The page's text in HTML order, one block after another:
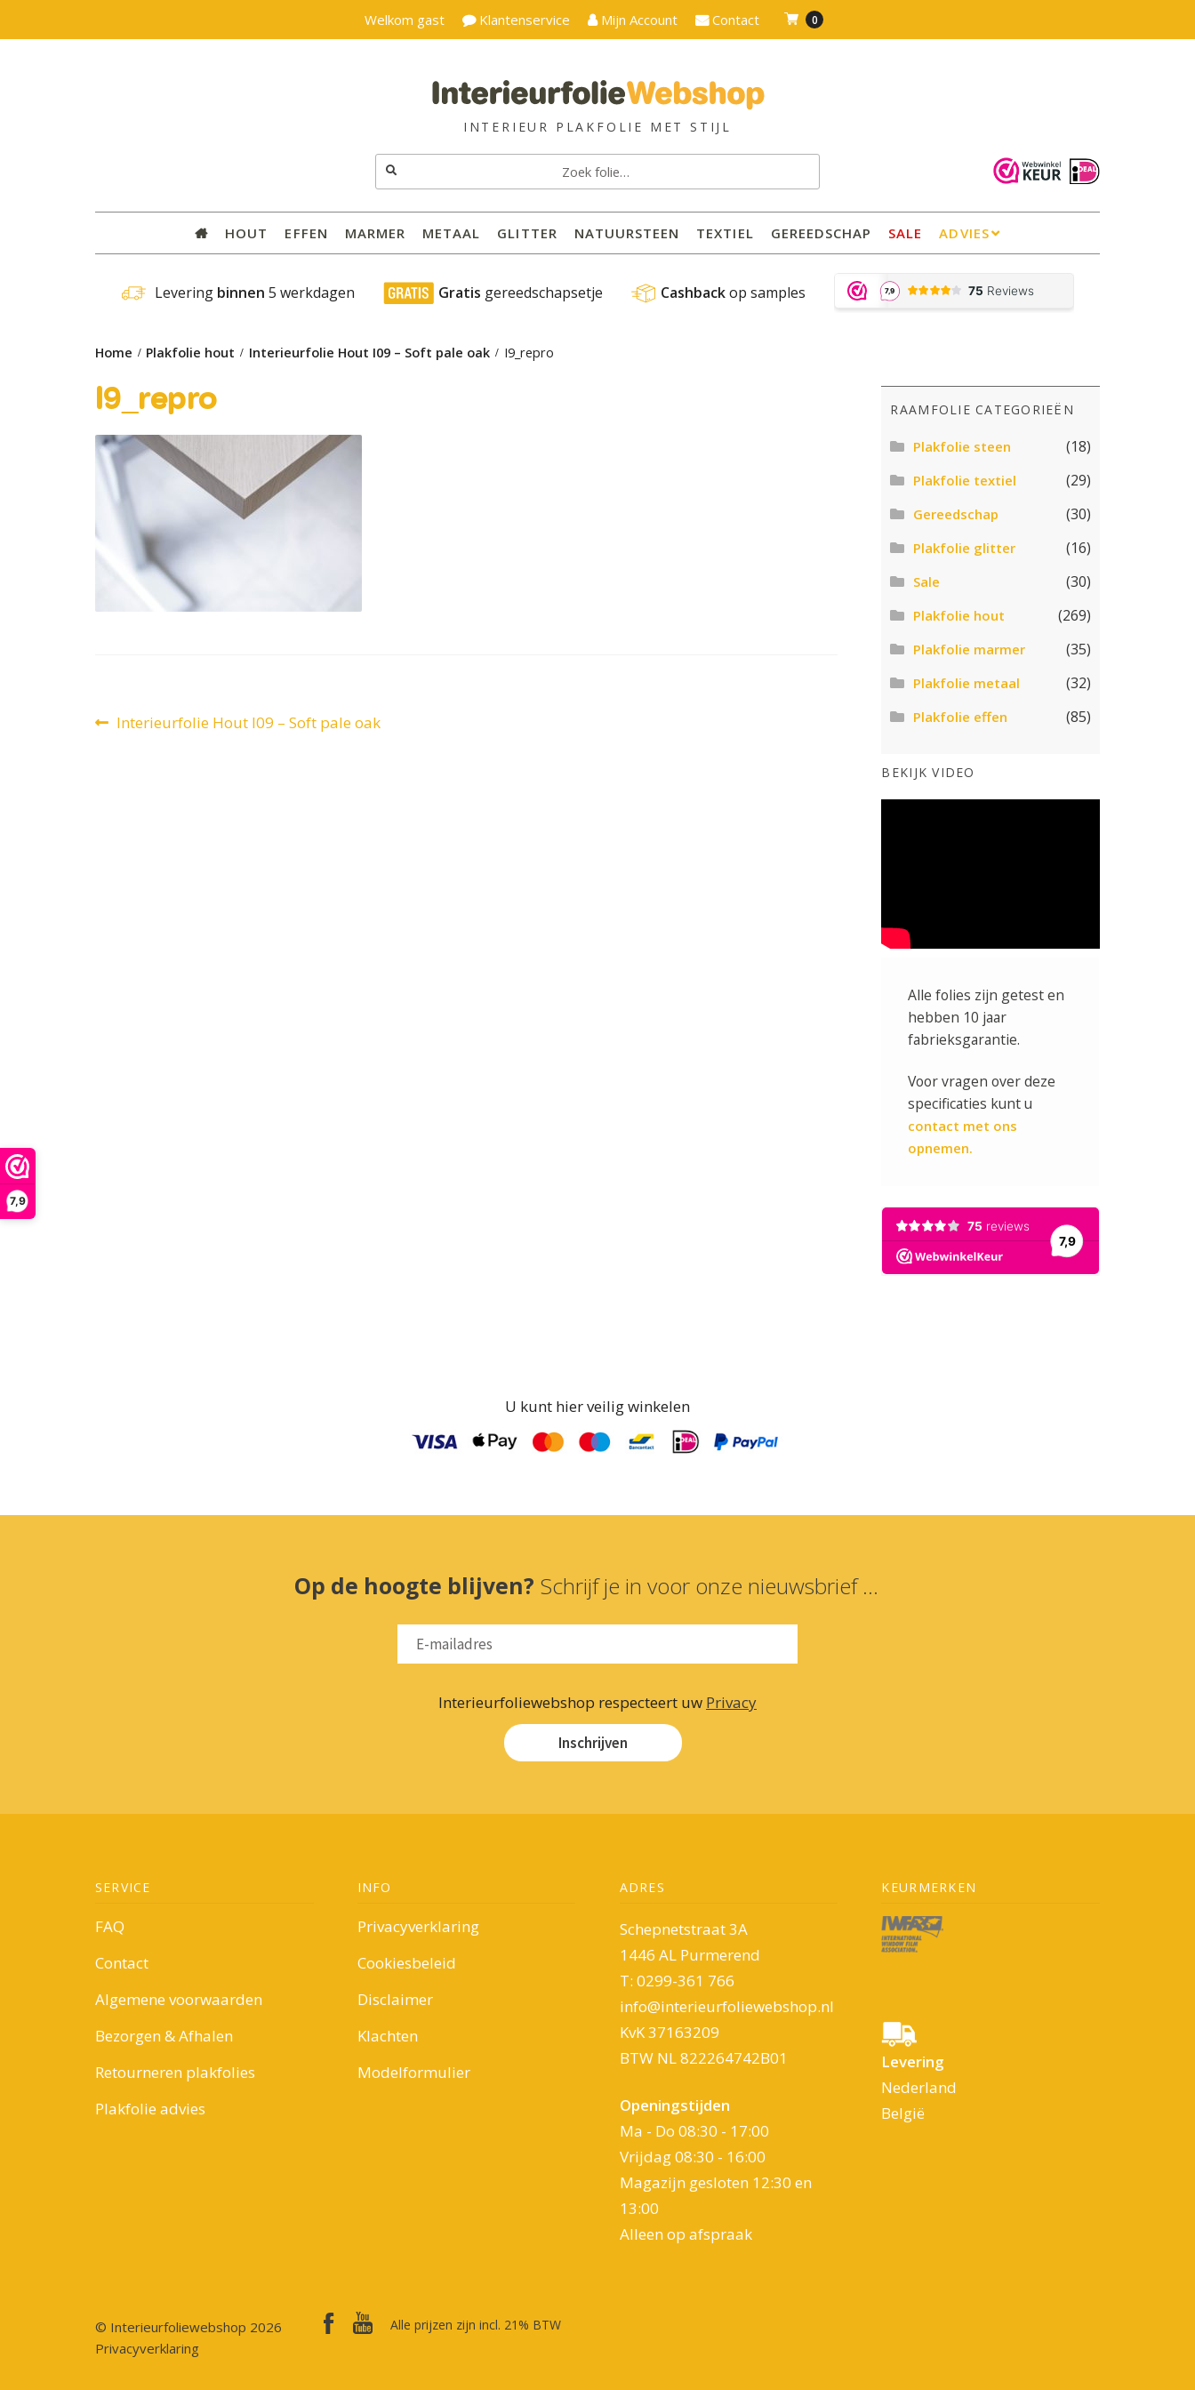
7,9
Welkom gast Klantenservice Mijn Account Contact 0
Zoeken
naar:
HOUT EFFEN MARMER METAAL GLITTER NATUURSTEEN TEXTIEL GEREEDSCHAP SALE ADVIES
Levering binnen 5 werkdagen Gratis gereedschapsetje Cashback op samples
Home Plakfolie hout Interieurfolie Hout I09 – Soft pale oak I9_repro
I9_repro
Bericht
Vorig
Interieurfolie Hout I09 – Soft pale oak
RAAMFOLIE CATEGORIEËN
Plakfolie steen (18)
Plakfolie textiel (29)
Gereedschap (30)
Plakfolie glitter (16)
Sale (30)
Plakfolie hout (269)
Plakfolie marmer (35)
Plakfolie metaal (32)
Plakfolie effen (85)
BEKIJK VIDEO
Alle folies zijn getest en
hebben 10 jaar
fabrieksgarantie.
Voor vragen over deze
specificaties kunt u
contact met ons
opnemen.
U kunt hier veilig winkelen
Op de hoogte blijven? Schrijf je in voor onze nieuwsbrief ...
Interieurfoliewebshop respecteert uw Privacy
Inschrijven
SERVICE
FAQ
Contact
Algemene voorwaarden
Bezorgen & Afhalen
Retourneren plakfolies
Plakfolie advies
INFO
Privacyverklaring
Cookiesbeleid
Disclaimer
Klachten
Modelformulier
ADRES
Schepnetstraat 3A
1446 AL Purmerend
T: 0299-361 766
info@interieurfoliewebshop.nl
KvK 37163209
BTW NL 822264742B01
Openingstijden
Ma - Do 08:30 - 17:00
Vrijdag 08:30 - 16:00
Magazijn gesloten 12:30 en
13:00
Alleen op afspraak
KEURMERKEN
Levering
Nederland
België
© Interieurfoliewebshop 2026
Privacyverklaring
Alle prijzen zijn incl. 21% BTW